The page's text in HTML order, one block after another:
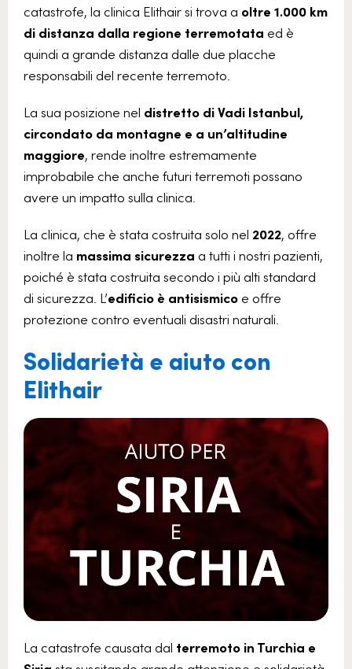
catastrofe, la clinica Elithair si trova a oltre 1.000 km
di distanza dalla regione terremotata ed è
quindi a grande distanza dalle due placche
responsabili del recente terremoto.
La sua posizione nel distretto di Vadi Istanbul,
circondato da montagne e a un’altitudine
maggiore, rende inoltre estremamente
improbabile che anche futuri terremoti possano
avere un impatto sulla clinica.
La clinica, che è stata costruita solo nel 2022, offre
inoltre la massima sicurezza a tutti i nostri pazienti,
poiché è stata costruita secondo i più alti standard
di sicurezza. L’edificio è antisismico e offre
protezione contro eventuali disastri naturali.
Solidarietà e aiuto con
Elithair
La catastrofe causata dal terremoto in Turchia e